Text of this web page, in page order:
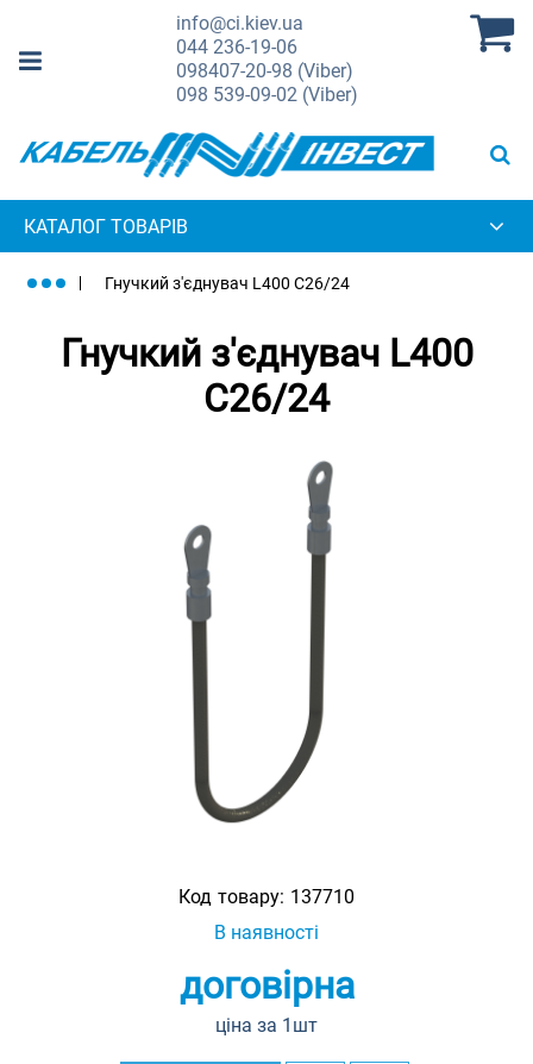
info@ci.kiev.ua
044236-19-06
098407-20-98 (Viber)
098 539-09-02 (Viber)
КАТАЛОГ ТОВАРІВ
Гнучкий з'єднувач L400 C26/24
Гнучкий з'єднувач L400
C26/24
Код товару: 137710
В наявності
договірна
ціна за 1шт